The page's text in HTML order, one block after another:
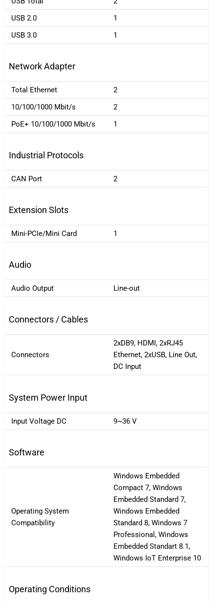
USB 2.0
1
USB 3.0
1
Network Adapter
Total Ethernet
2
10/100/1000 Mbit/s
2
PoE+ 10/100/1000 Mbit/s
1
Industrial Protocols
CAN Port 2
Extension Slots
Mini-PCIe/Mini Card 1
Audio
Audio Output Line-out
Connectors / Cables
Connectors
2xDB9, HDMI, 2xRJ45
Ethernet, 2xUSB, Line Out,
DC Input
System Power Input
Input Voltage DC 9~36 V
Software
Operating System
Compatibility
Windows Embedded
Compact 7, Windows
Embedded Standard 7,
Windows Embedded
Standard 8, Windows 7
Professional, Windows
Embedded Standart 8.1,
Windows IoT Enterprise 10
Operating Conditions